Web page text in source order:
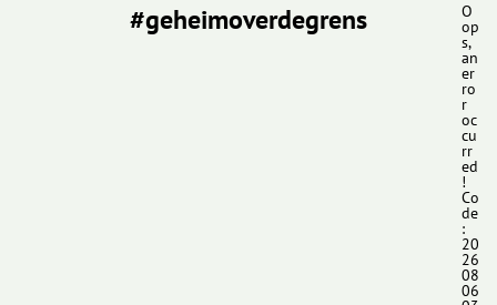
#geheimoverdegrens O
op
s,
an
er
ro
r
oc
cu
rr
ed
!
Co
de
:
20
26
08
06